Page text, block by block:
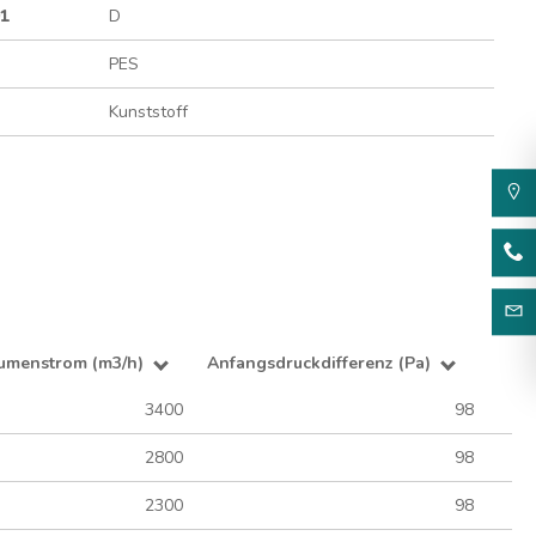
D
PES
Kunststoff
(m3/h) Anfangsdruckdifferenz (Pa)
3400 98
2800 98
2300 98